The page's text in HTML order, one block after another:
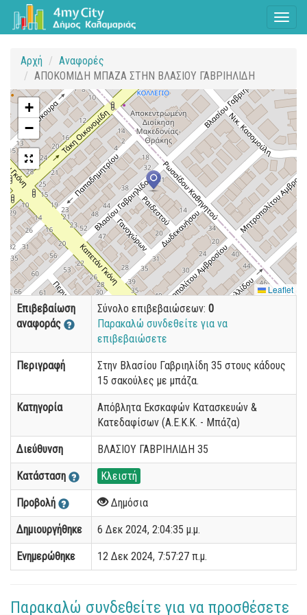
Αρχή
Αναφορές
ΑΠΟΚΟΜΙΔΗ ΜΠΑΖΑ ΣΤΗΝ ΒΛΑΣΙΟΥ ΓΑΒΡΙΗΛΙΔΗ
+
−
Leaflet
Επιβεβαίωση
αναφοράς
Σύνολο επιβεβαιώσεων: 0
Παρακαλώ συνδεθείτε για να
επιβεβαιώσετε
Περιγραφή
Στην Βλασίου Γαβριηλίδη 35 στους κάδους
15 σακούλες με μπάζα.
Κατηγορία
Απόβλητα Εκσκαφών Κατασκευών &
Κατεδαφίσων (Α.Ε.Κ.Κ. - Μπάζα)
Διεύθυνση ΒΛΑΣΙΟΥ ΓΑΒΡΙΗΛΙΔΗ 35
Κατάσταση Κλειστή
Προβολή Δημόσια
Δημιουργήθηκε 6 Δεκ 2024, 2:04:35 μ.μ.
Ενημερώθηκε 12 Δεκ 2024, 7:57:27 π.μ.
Παρακαλώ συνδεθείτε για να προσθέσετε